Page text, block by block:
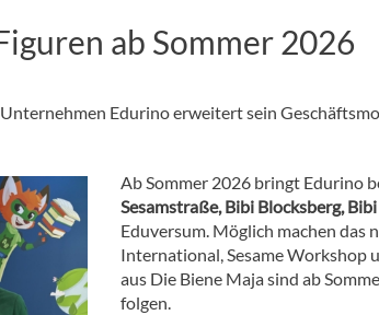
ab Sommer 2026
Edurino erweitert sein
Ab Sommer 2026 bringt Edurino
Sesamstraße, Bibi Blocksberg,
Eduversum. Möglich machen das
International, Sesame Workshop
aus Die Biene Maja sind ab
folgen.